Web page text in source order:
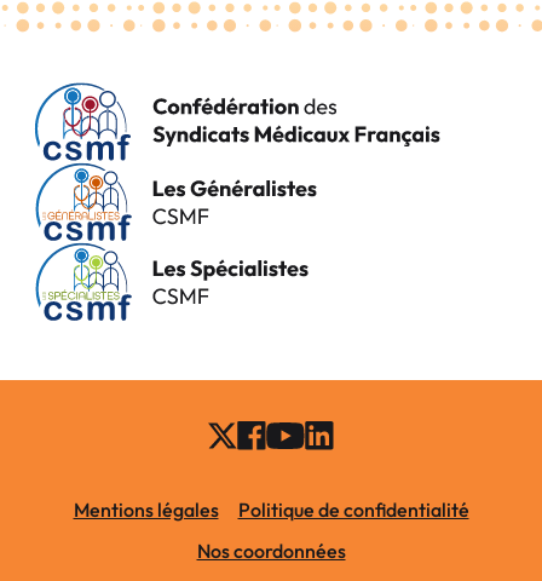
Mentions légales
Politique de confidentialité
Nos coordonnées